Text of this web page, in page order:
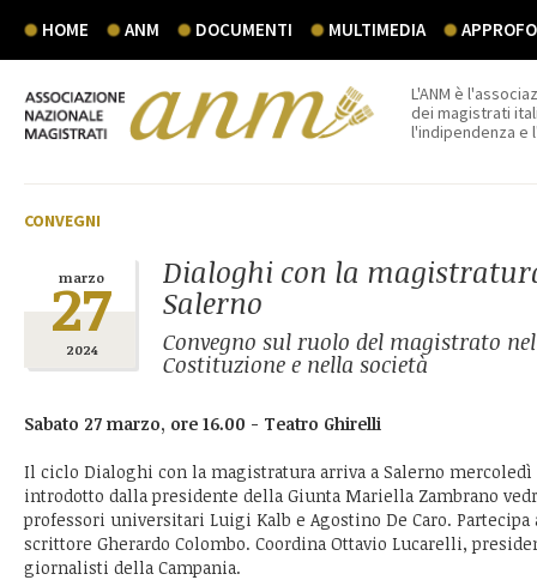
HOME ANM DOCUMENTI MULTIMEDIA
L'ANM è
dei magistrati
l'indipendenza e
CONVEGNI
marzo
27
2024
Dialoghi con la
Salerno
Convegno sul ruolo del magistrato
Costituzione e nella società
Sabato 27 marzo, ore 16.00 - Teatro Ghirelli
Il ciclo Dialoghi con la magistratura arriva a Salerno mercoledì
introdotto dalla presidente della Giunta Mariella Zambrano
professori universitari Luigi Kalb e Agostino De Caro. Partecipa
scrittore Gherardo Colombo. Coordina Ottavio Lucarelli,
giornalisti della Campania.